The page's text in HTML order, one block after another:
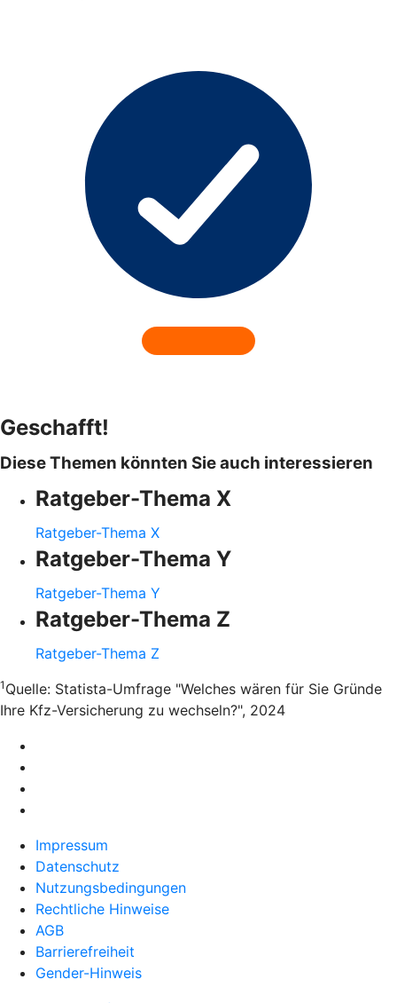
Geschafft!
Diese Themen könnten Sie auch interessieren
Ratgeber-Thema X
Ratgeber-Thema X
Ratgeber-Thema Y
Ratgeber-Thema Y
Ratgeber-Thema Z
Ratgeber-Thema Z
1 Quelle: Statista-Umfrage "Welches wären für Sie Gründe
Ihre Kfz-Versicherung zu wechseln?", 2024
Impressum
Datenschutz
Nutzungsbedingungen
Rechtliche Hinweise
AGB
Barrierefreiheit
Gender-Hinweis